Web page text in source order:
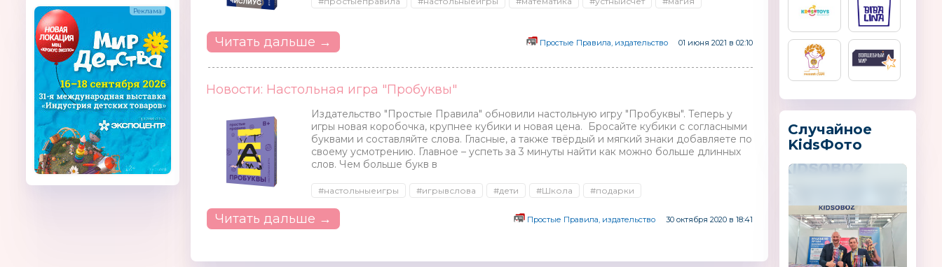
Читать дальше → Простые Правила, издательство 01 июня 2021 в 02:10
Новости: Настольная игра "Пробуквы"
Издательство ″Простые Правила″ обновили настольную игру ″Пробуквы″. Теперь у
игры новая коробочка, крупнее кубики и новая цена. Бросайте кубики с согласными
буквами и составляйте слова. Гласные, а также твёрдый и мягкий знаки добавляете по
своему усмотрению. Главное – успеть за 3 минуты найти как можно больше длинных
слов. Чем больше букв в
#настольныеигры #игрывслова #дети #Школа #подарки
Читать дальше → Простые Правила, издательство 30 октября 2020 в 18:41
Случайное
KidsФото